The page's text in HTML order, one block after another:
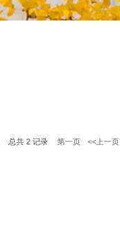
总共 2 记录 第一页 <<上一页